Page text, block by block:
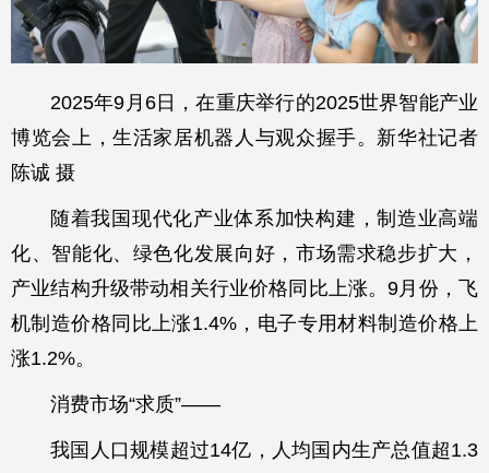
2025年9月6日，在重庆举行的2025世界智能产业
博览会上，生活家居机器人与观众握手。新华社记者
陈诚 摄
随着我国现代化产业体系加快构建，制造业高端
化、智能化、绿色化发展向好，市场需求稳步扩大，
产业结构升级带动相关行业价格同比上涨。9月份，飞
机制造价格同比上涨1.4%，电子专用材料制造价格上
涨1.2%。
消费市场“求质”——
我国人口规模超过14亿，人均国内生产总值超1.3